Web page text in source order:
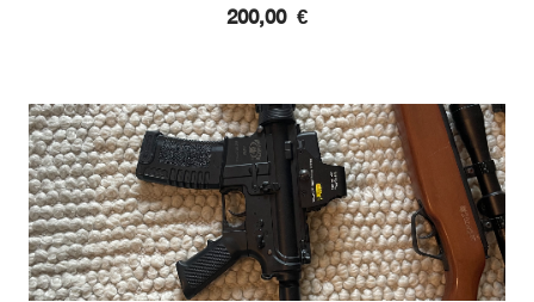
200,00 €